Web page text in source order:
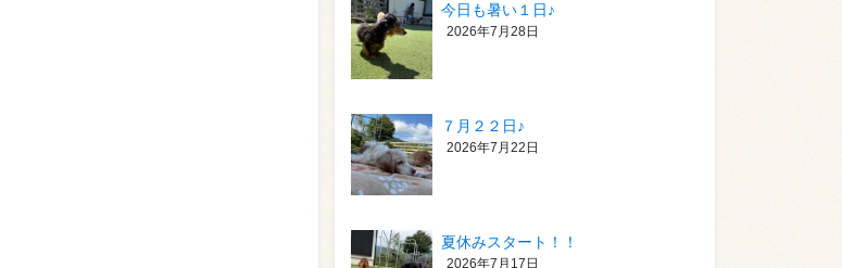
今日も暑い１日♪
2026年7月28日
７月２２日♪
2026年7月22日
夏休みスタート！！
2026年7月17日